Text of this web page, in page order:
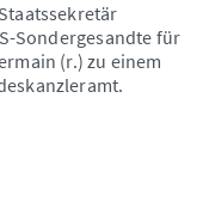
Sondergesandte für
(r.) zu einem